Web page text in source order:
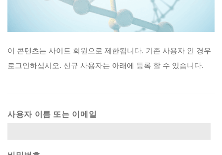
이 콘텐츠는 사이트 회원으로 제한됩니다. 기존 사용자 인 경우
로그인하십시오. 신규 사용자는 아래에 등록 할 수 있습니다.
사용자 이름 또는 이메일